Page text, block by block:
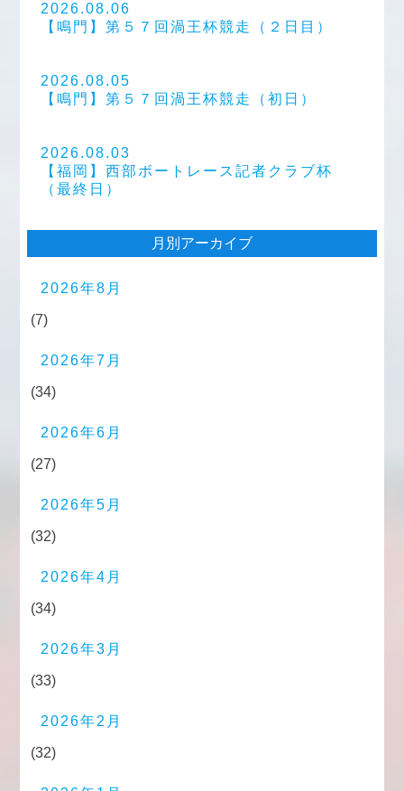
2026.08.06
【鳴門】第５７回渦王杯競走（２日目）
2026.08.05
【鳴門】第５７回渦王杯競走（初日）
2026.08.03
【福岡】西部ボートレース記者クラブ杯
（最終日）
月別アーカイブ
2026年8月
(7)
2026年7月
(34)
2026年6月
(27)
2026年5月
(32)
2026年4月
(34)
2026年3月
(33)
2026年2月
(32)